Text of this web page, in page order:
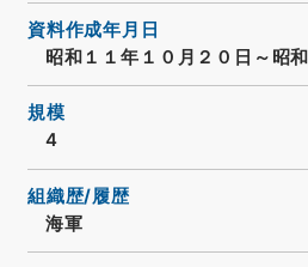
資料作成年月日
昭和１１年１０月２０日～昭
規模
4
組織歴/履歴
海軍